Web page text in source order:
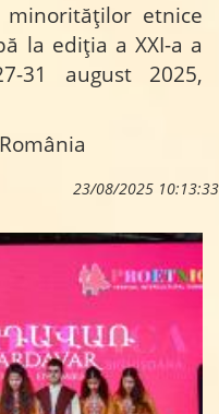
minorităților etnice
la ediția a XXI-a a
31 august 2025,
23/08/2025 10:13:33